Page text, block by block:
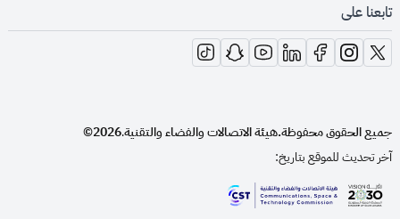
تابعنا على
opens in new window
opens in new window
opens in new window
opens in new window
opens in new window
opens in new window
opens in new window
جميع الحقوق محفوظة.هيئة الاتصالات والفضاء والتقنية.
2026©
آخر تحديث للموقع بتاريخ: